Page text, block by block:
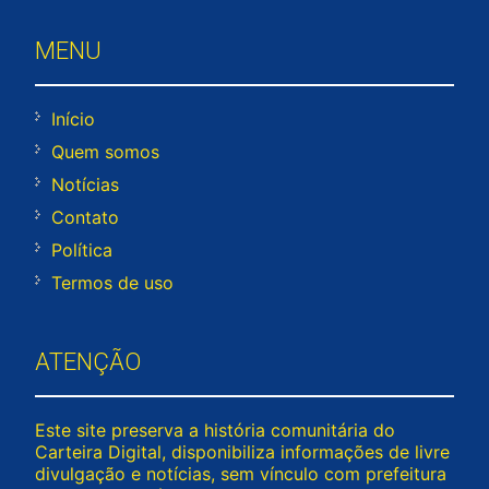
MENU
Início
Quem somos
Notícias
Contato
Política
Termos de uso
ATENÇÃO
Este site preserva a história comunitária do
Carteira Digital, disponibiliza informações de livre
divulgação e notícias, sem vínculo com prefeitura